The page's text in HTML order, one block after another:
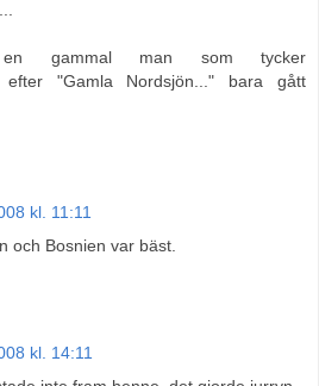
gammal man som tycker
efter "Gamla Nordsjön..." bara gått
kl. 11:11
och Bosnien var bäst.
kl. 14:11